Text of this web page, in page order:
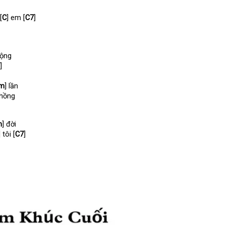
C] em [C7]
]
] lần
] đời
tôi [C7]